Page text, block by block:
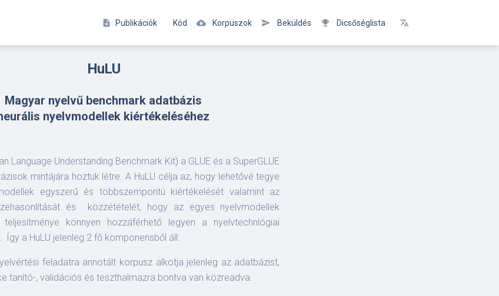
description Publikációk Kód cloud_download Korpuszok send Beküldés emoji_events Dicsőséglista translate
HuLU
Magyar nyelvű benchmark adatbázis
nyelvmodellek kiértékeléséhez
Language Understanding Benchmark Kit) a GLUE és a SuperGLUE
mintájára hoztuk létre. A HuLU célja az, hogy lehetővé tegye
egyszerű és többszempontú kiértékelését valamint az
és közzétételét, hogy az egyes nyelvmodellek
teljesítménye könnyen hozzáférhető legyen a nyelvtechnlógiai
a HuLU jelenleg 2 fő komponensből áll:
feladatra annotált korpusz alkotja jelenleg az adatbázist,
tanító-, validációs és teszthalmazra bontva van közreadva.